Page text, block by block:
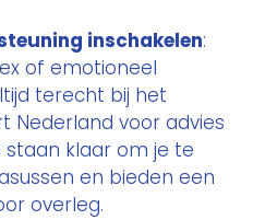
inschakelen:
of emotioneel
terecht bij het
Nederland voor advies
staan klaar om je te
en bieden een
overleg.